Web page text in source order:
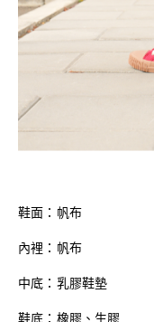
鞋面：帆布
內裡：帆布
中底：乳膠鞋墊